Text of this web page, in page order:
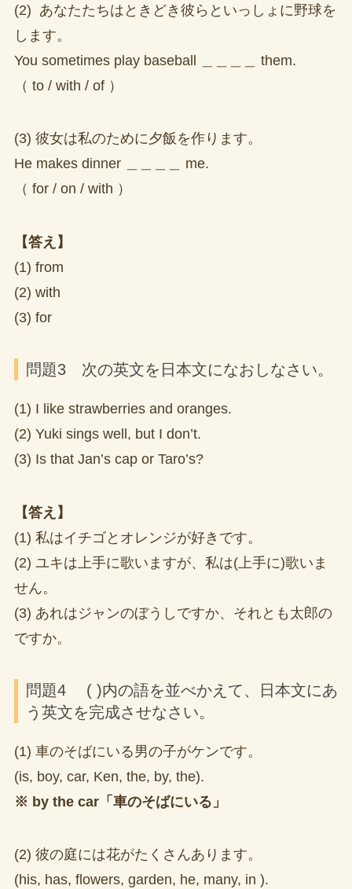
(2) あなたたちはときどき彼らといっしょに野球を
します。
You sometimes play baseball ＿＿＿＿ them.
（ to / with / of ）
(3) 彼女は私のために夕飯を作ります。
He makes dinner ＿＿＿＿ me.
（ for / on / with ）
【答え】
(1) from
(2) with
(3) for
問題3 次の英文を日本文になおしなさい。
(1) I like strawberries and oranges.
(2) Yuki sings well, but I don’t.
(3) Is that Jan’s cap or Taro’s?
【答え】
(1) 私はイチゴとオレンジが好きです。
(2) ユキは上手に歌いますが、私は(上手に)歌いま
せん。
(3) あれはジャンのぼうしですか、それとも太郎の
ですか。
問題4 ( )内の語を並べかえて、日本文にあ
う英文を完成させなさい。
(1) 車のそばにいる男の子がケンです。
(is, boy, car, Ken, the, by, the).
※ by the car「車のそばにいる」
(2) 彼の庭には花がたくさんあります。
(his, has, flowers, garden, he, many, in ).